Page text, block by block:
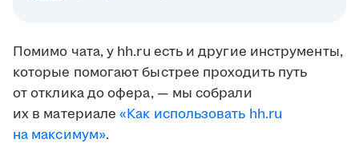
Помимо чата, у hh.ru есть и другие инструменты,
которые помогают быстрее проходить путь
от отклика до офера, — мы собрали
их в материале«Как использовать hh.ru
на максимум».